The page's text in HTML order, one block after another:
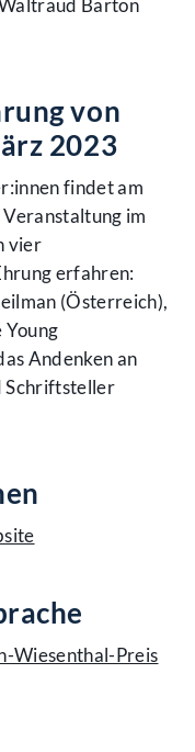
Barton
von
2023
findet am
im
vier
erfahren:
(Österreich),
Young
Andenken an
Schriftsteller
Wiesenthal-Preis